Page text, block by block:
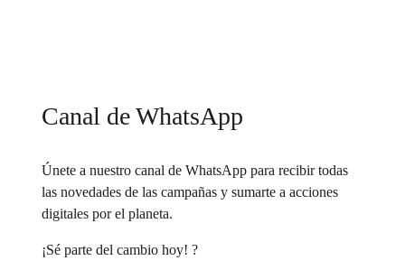
Canal de WhatsApp
Únete a nuestro canal de WhatsApp para recibir todas
las novedades de las campañas y sumarte a acciones
digitales por el planeta.
¡Sé parte del cambio hoy! ?